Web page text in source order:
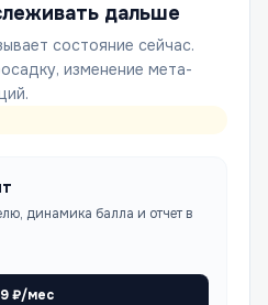
дальше
состояние сейчас.
изменение мета-
динамика балла и отчет в
₽/мес